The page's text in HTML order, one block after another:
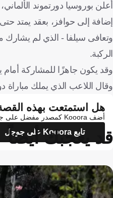
إضافة إلى حوافز، بعقد يمتد حتى 2030، ليصبح خامس صفقة للنادي من الدوري الإنجليزي الممتاز، هذا
الركبة.
وقد يكون جاهزًا للمشاركة أمام
وقال اللاعب الذي يملك مباراة
هل استمتعت بهذه
أضف Kooora كمصدر مفضل على جوجل للاطلاع على المزيد من تقاريرنا
تابع Kooora على جوجل
قد يعجبك أيضاً